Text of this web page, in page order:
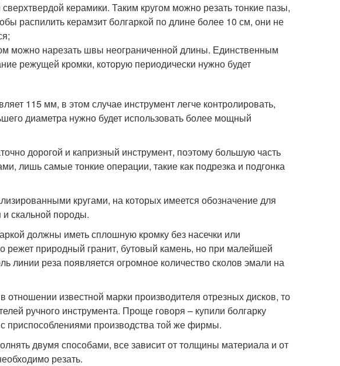
керамики. Таким кругом можно резать тонкие пазы,
распилить керамзит болгаркой по длине более 10 см, они не
можно нарезать швы неограниченной длины. Единственным
режущей кромки, которую периодически нужно будет
115 мм, в этом случае инструмент легче контролировать,
диаметра нужно будет использовать более мощный
дорогой и капризный инструмент, поэтому большую часть
лишь самые тонкие операции, такие как подрезка и подгонка
кругами, на которых имеется обозначение для
скальной породы.
должны иметь сплошную кромку без насечки или
режет природный гранит, бутовый камень, но при малейшей
линии реза появляется огромное количество сколов эмали на
отношении известной марки производителя отрезных дисков, то
ручного инструмента. Проще говоря – купили болгарку
приспособлениями производства той же фирмы.
двумя способами, все зависит от толщины материала и от
резать.